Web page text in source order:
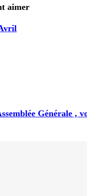
aimer
Générale